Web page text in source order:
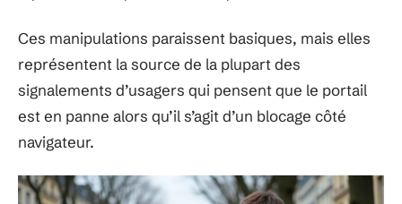
Ces manipulations paraissent basiques, mais elles
représentent la source de la plupart des
signalements d’usagers qui pensent que le portail
est en panne alors qu’il s’agit d’un blocage côté
navigateur.